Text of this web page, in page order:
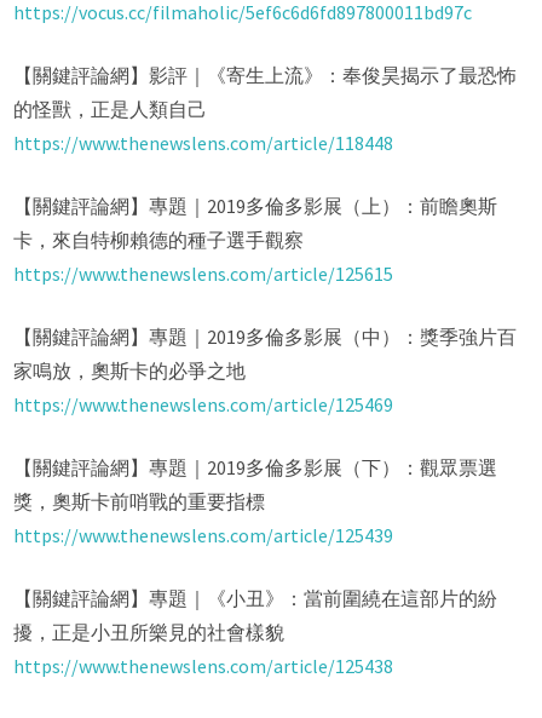
https://vocus.cc/filmaholic/5ef6c6d6fd897800011bd97c
【關鍵評論網】影評｜《寄生上流》：奉俊昊揭示了最恐怖
的怪獸，正是人類自己
https://www.thenewslens.com/article/118448
【關鍵評論網】專題｜2019多倫多影展（上）：前瞻奧斯
卡，來自特柳賴德的種子選手觀察
https://www.thenewslens.com/article/125615
【關鍵評論網】專題｜2019多倫多影展（中）：獎季強片百
家鳴放，奧斯卡的必爭之地
https://www.thenewslens.com/article/125469
【關鍵評論網】專題｜2019多倫多影展（下）：觀眾票選
獎，奧斯卡前哨戰的重要指標
https://www.thenewslens.com/article/125439
【關鍵評論網】專題｜《小丑》：當前圍繞在這部片的紛
擾，正是小丑所樂見的社會樣貌
https://www.thenewslens.com/article/125438